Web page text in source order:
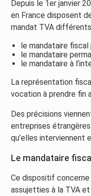
Depuis le 1er janvier
en France disposent
mandat TVA
le mandataire
le mandataire
le mandataire à
La représentation
vocation à prendre fin
Des précisions
entreprises
qu’elles interviennent
Le mandataire
Ce dispositif
assujetties à la TVA